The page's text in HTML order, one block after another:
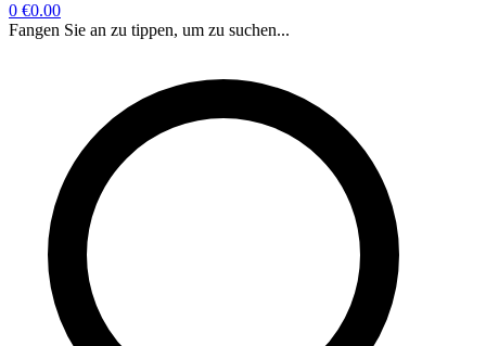
0 €0.00
Fangen Sie an zu tippen, um zu suchen...